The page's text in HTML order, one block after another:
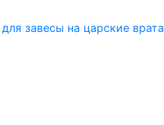
завесы на царские врата